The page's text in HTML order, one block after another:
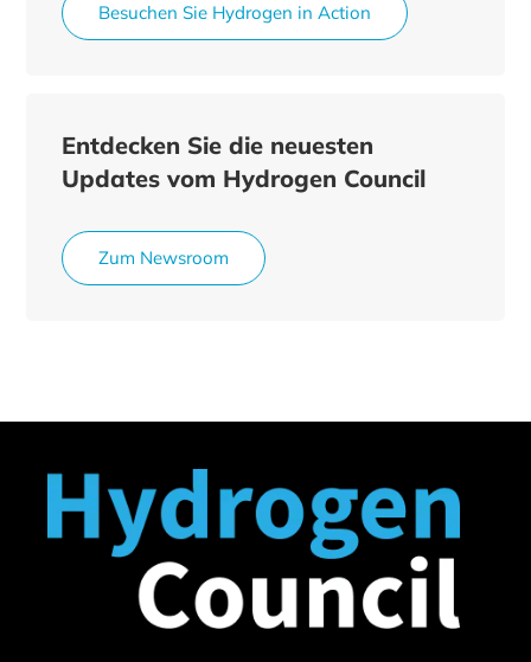
Besuchen Sie Hydrogen in Action
Entdecken Sie die neuesten
Updates vom Hydrogen Council
Zum Newsroom